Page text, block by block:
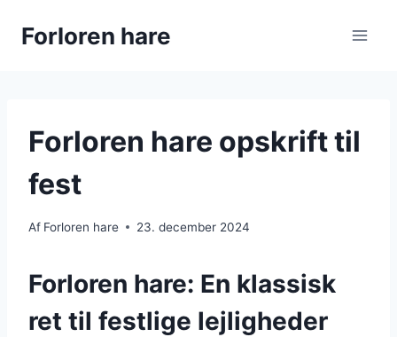
Forloren hare
Forloren hare opskrift til
fest
Af Forloren hare 23. december 2024
Forloren hare: En klassisk
ret til festlige lejligheder